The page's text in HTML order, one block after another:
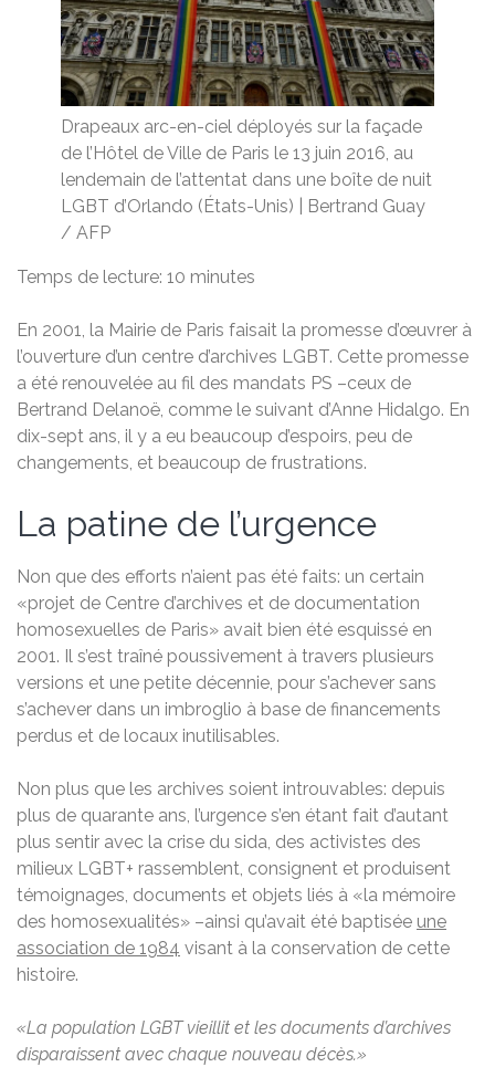
Drapeaux arc-en-ciel déployés sur la façade
de l’Hôtel de Ville de Paris le 13 juin 2016, au
lendemain de l’attentat dans une boîte de nuit
LGBT d’Orlando (États-Unis) | Bertrand Guay
/ AFP
Temps de lecture: 10 minutes
En 2001, la Mairie de Paris faisait la promesse d’œuvrer à
l’ouverture d’un centre d’archives LGBT. Cette promesse
a été renouvelée au fil des mandats PS –ceux de
Bertrand Delanoë, comme le suivant d’Anne Hidalgo. En
dix-sept ans, il y a eu beaucoup d’espoirs, peu de
changements, et beaucoup de frustrations.
La patine de l’urgence
Non que des efforts n’aient pas été faits: un certain
«projet de Centre d’archives et de documentation
homosexuelles de Paris» avait bien été esquissé en
2001. Il s’est traîné poussivement à travers plusieurs
versions et une petite décennie, pour s’achever sans
s’achever dans un imbroglio à base de financements
perdus et de locaux inutilisables.
Non plus que les archives soient introuvables: depuis
plus de quarante ans, l’urgence s’en étant fait d’autant
plus sentir avec la crise du sida, des activistes des
milieux LGBT+ rassemblent, consignent et produisent
témoignages, documents et objets liés à «la mémoire
des homosexualités» –ainsi qu’avait été baptisée une
association de 1984 visant à la conservation de cette
histoire.
«La population LGBT vieillit et les documents d’archives
disparaissent avec chaque nouveau décès.»